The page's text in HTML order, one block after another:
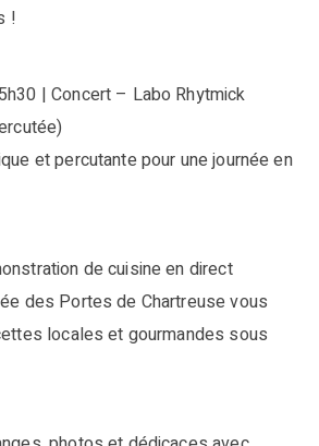
!
| Concert – Labo Rhytmick
et percutante pour une journée en
de cuisine en direct
des Portes de Chartreuse vous
locales et gourmandes sous